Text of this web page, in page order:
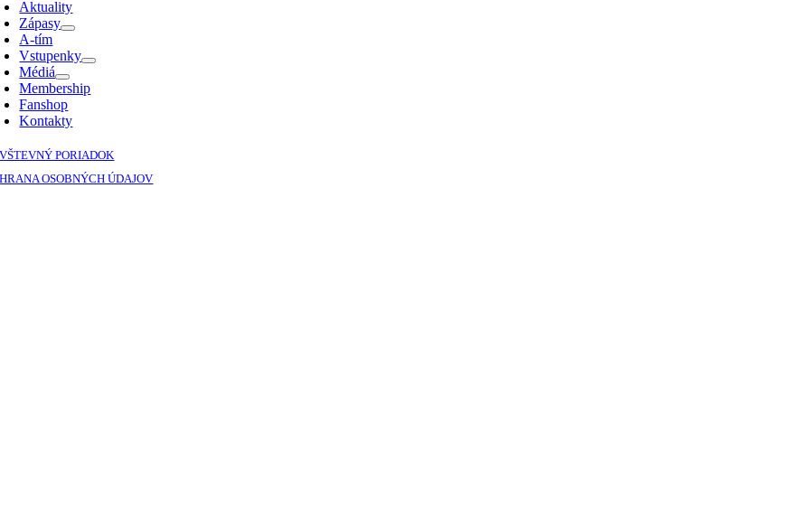
Aktuality
Zápasy
A-tím
Vstupenky
Médiá
Membership
Fanshop
Kontakty
PORIADOK
OSOBNÝCH ÚDAJOV